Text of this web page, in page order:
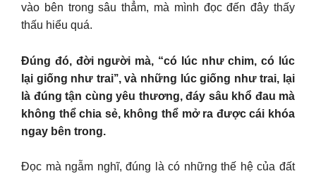
vào bên trong sâu thẳm, mà mình đọc đến đây thấy
thấu hiểu quá.
Đúng đó, đời người mà, “có lúc như chim, có lúc
lại giống như trai’’, và những lúc giống như trai, lại
là đúng tận cùng yêu thương, đáy sâu khổ đau mà
không thể chia sẻ, không thể mở ra được cái khóa
ngay bên trong.
Đọc mà ngẫm nghĩ, đúng là có những thế hệ của đất